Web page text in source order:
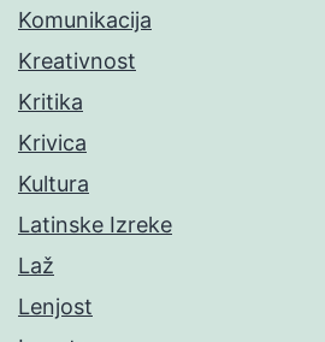
Komunikacija
Kreativnost
Kritika
Krivica
Kultura
Latinske Izreke
Laž
Lenjost